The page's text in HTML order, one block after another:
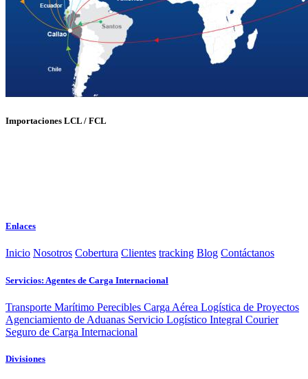
Importaciones LCL / FCL
Enlaces
Inicio Nosotros Cobertura Clientes tracking Blog Contáctanos
Servicios: Agentes de Carga Internacional
Transporte Marítimo Perecibles Carga Aérea Logística de Proyectos
Agenciamiento de Aduanas Servicio Logístico Integral Courier
Seguro de Carga Internacional
Divisiones